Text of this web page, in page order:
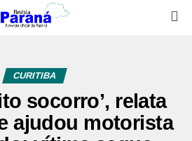
CURITIBA
socorro’, relata
ajudou motorista